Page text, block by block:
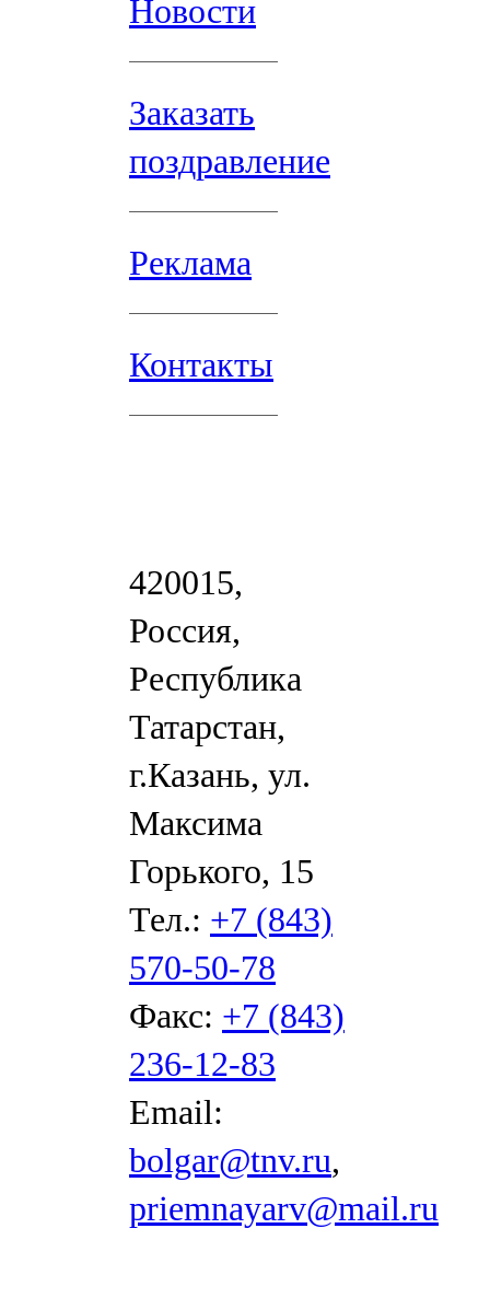
Новости
Заказать
поздравление
Реклама
Контакты
420015,
Россия,
Республика
Татарстан,
г.Казань, ул.
Максима
Горького, 15
Тел.: +7 (843)
570-50-78
Факс: +7 (843)
236-12-83
Email:
bolgar@tnv.ru,
priemnayarv@mail.ru